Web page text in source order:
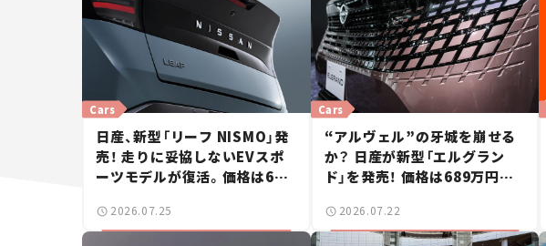
Cars
日産、新型「リーフ NISMO」発
売！ 走りに妥協しないEVスポ
ーツモデルが復活。価格は660
2026.07.25
Cars
“アルヴェル”の牙城を崩せる
か？ 日産が新型「エルグラン
ド」を発売！ 価格は689万円か
2026.07.22